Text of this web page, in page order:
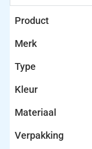
Product
Merk
Type
Kleur
Materiaal
Verpakking